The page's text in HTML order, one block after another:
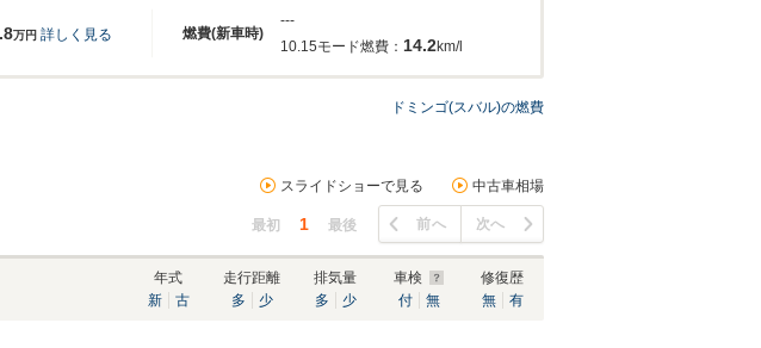
燃費(新車時)
万円 詳しく見る
---
10.15モード燃費： 14.2km/l
ドミンゴ(スバル)の燃費
スライドショーで見る 中古車相場
最初 1 最後 前へ 次へ
年式
新
古
走行距離
多
少
排気量
多
少
車検
付
無
修復歴
無
有